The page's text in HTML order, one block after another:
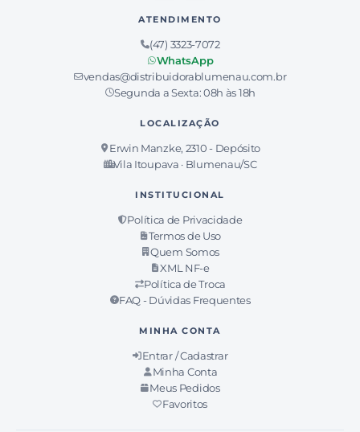
ATENDIMENTO
(47) 3323-7072
WhatsApp
vendas@distribuidorablumenau.com.br
Segunda a Sexta: 08h às 18h
LOCALIZAÇÃO
Erwin Manzke, 2310 - Depósito
Vila Itoupava · Blumenau/SC
INSTITUCIONAL
Política de Privacidade
Termos de Uso
Quem Somos
XML NF-e
Política de Troca
FAQ - Dúvidas Frequentes
MINHA CONTA
Entrar / Cadastrar
Minha Conta
Meus Pedidos
Favoritos